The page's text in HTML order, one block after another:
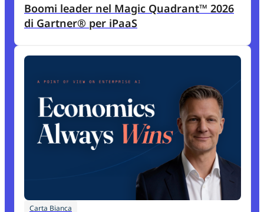
Boomi leader nel Magic Quadrant™ 2026
di Gartner® per iPaaS
Carta Bianca